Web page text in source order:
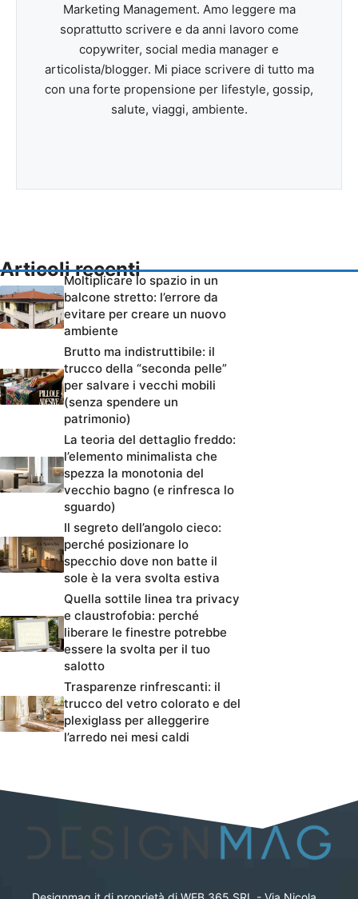
Marketing Management. Amo leggere ma
soprattutto scrivere e da anni lavoro come
copywriter, social media manager e
articolista/blogger. Mi piace scrivere di tutto ma
con una forte propensione per lifestyle, gossip,
salute, viaggi, ambiente.
Articoli recenti
Moltiplicare lo spazio in un
balcone stretto: l’errore da
evitare per creare un nuovo
ambiente
Brutto ma indistruttibile: il
trucco della “seconda pelle”
per salvare i vecchi mobili
(senza spendere un
patrimonio)
La teoria del dettaglio freddo:
l’elemento minimalista che
spezza la monotonia del
vecchio bagno (e rinfresca lo
sguardo)
Il segreto dell’angolo cieco:
perché posizionare lo
specchio dove non batte il
sole è la vera svolta estiva
Quella sottile linea tra privacy
e claustrofobia: perché
liberare le finestre potrebbe
essere la svolta per il tuo
salotto
Trasparenze rinfrescanti: il
trucco del vetro colorato e del
plexiglass per alleggerire
l’arredo nei mesi caldi